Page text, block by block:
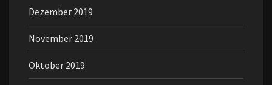
Dezember 2019
November 2019
Oktober 2019